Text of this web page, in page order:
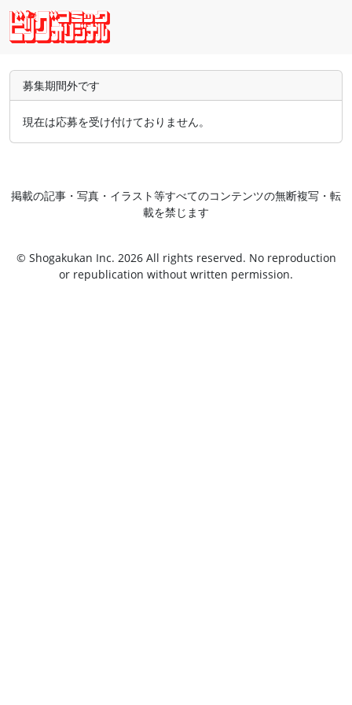
募集期間外です
現在は応募を受け付けておりません。
掲載の記事・写真・イラスト等すべてのコンテンツの無断複写・転
載を禁じます
© Shogakukan Inc. 2026 All rights reserved. No reproduction
or republication without written permission.